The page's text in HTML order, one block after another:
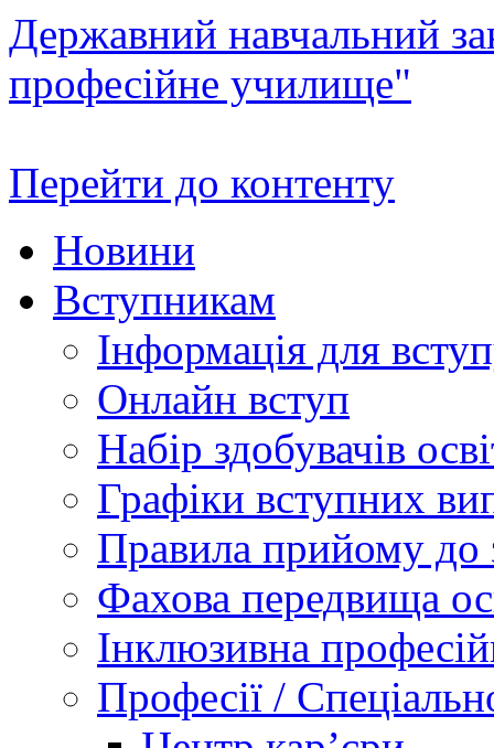
Державний навчальний
професійне училище"
Перейти до контенту
Новини
Вступникам
Інформація для
Онлайн вступ
Набір здобувачів
Графіки вступних
Правила прийому до
Фахова передвища
Інклюзивна
Професії /